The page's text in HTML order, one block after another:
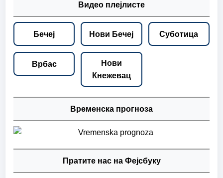
Видео плејлисте
Бечеј Нови Бечеј Суботица
Врбас
Нови
Кнежевац
Временска прогноза
Пратите нас на Фејсбуку